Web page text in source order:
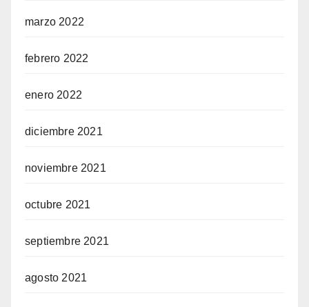
marzo 2022
febrero 2022
enero 2022
diciembre 2021
noviembre 2021
octubre 2021
septiembre 2021
agosto 2021